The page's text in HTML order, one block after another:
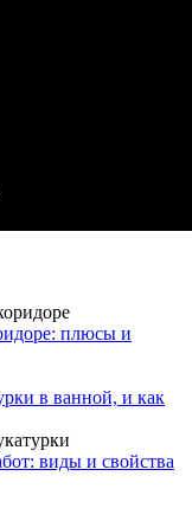
плюсы и
в ванной, и как
виды и свойства